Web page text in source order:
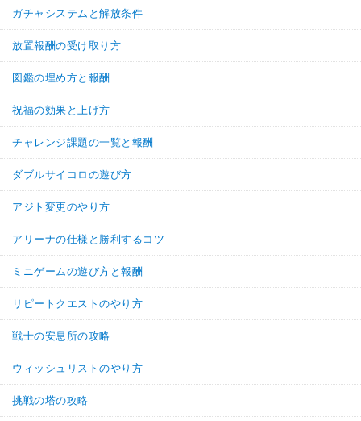
ガチャシステムと解放条件
放置報酬の受け取り方
図鑑の埋め方と報酬
祝福の効果と上げ方
チャレンジ課題の一覧と報酬
ダブルサイコロの遊び方
アジト変更のやり方
アリーナの仕様と勝利するコツ
ミニゲームの遊び方と報酬
リピートクエストのやり方
戦士の安息所の攻略
ウィッシュリストのやり方
挑戦の塔の攻略